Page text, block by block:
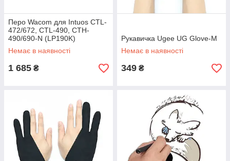
Перо Wacom для Intuos CTL-
472/672, CTL-490, CTH-
490/690-N (LP190K)
Немає в наявності
1 685 ₴
Рукавичка Ugee UG Glove-M
Немає в наявності
349 ₴